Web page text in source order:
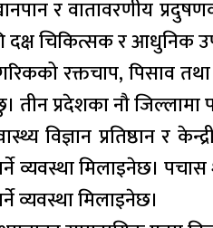
र वातावरणीय
दक्ष चिकित्सक र आधुनिक
रक्तचाप, पिसाव
तीन प्रदेशका नौ
विज्ञान प्रतिष्ठान र
व्यवस्था मिलाइनेछ।
व्यवस्था मिलाइनेछ।